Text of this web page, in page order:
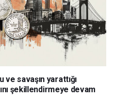
ve savaşın yarattığı
şekillendirmeye devam